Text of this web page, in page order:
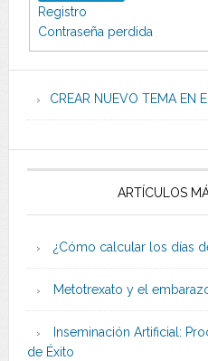
Registro
Contraseña perdida
CREAR NUEVO TEMA EN
ARTÍCULOS
¿Cómo calcular los días
Metotrexato y el
Inseminación Artificial:
de Éxito